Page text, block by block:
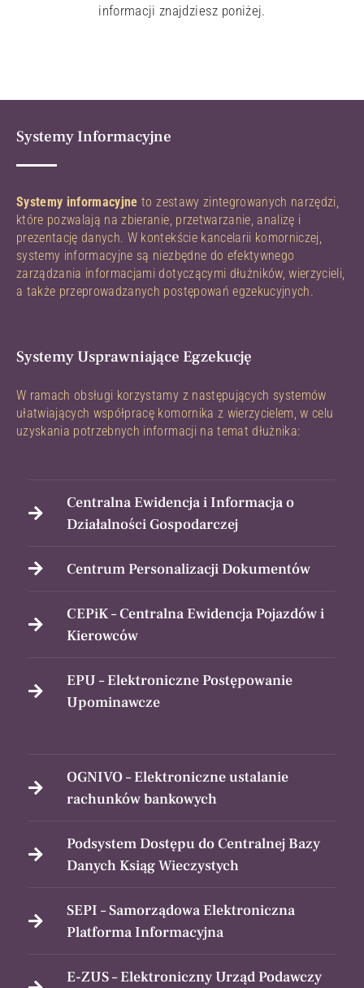
informacji znajdziesz poniżej.
Systemy Informacyjne
Systemy informacyjne to zestawy zintegrowanych narzędzi,
które pozwalają na zbieranie, przetwarzanie, analizę i
prezentację danych. W kontekście kancelarii komorniczej,
systemy informacyjne są niezbędne do efektywnego
zarządzania informacjami dotyczącymi dłużników, wierzycieli,
a także przeprowadzanych postępowań egzekucyjnych.
Systemy Usprawniające Egzekucję
W ramach obsługi korzystamy z następujących systemów
ułatwiających współpracę komornika z wierzycielem, w celu
uzyskania potrzebnych informacji na temat dłużnika:
Centralna Ewidencja i Informacja o
Działalności Gospodarczej
Centrum Personalizacji Dokumentów
CEPiK – Centralna Ewidencja Pojazdów i
Kierowców
EPU – Elektroniczne Postępowanie
Upominawcze
OGNIVO – Elektroniczne ustalanie
rachunków bankowych
Podsystem Dostępu do Centralnej Bazy
Danych Ksiąg Wieczystych
SEPI – Samorządowa Elektroniczna
Platforma Informacyjna
E-ZUS – Elektroniczny Urząd Podawczy